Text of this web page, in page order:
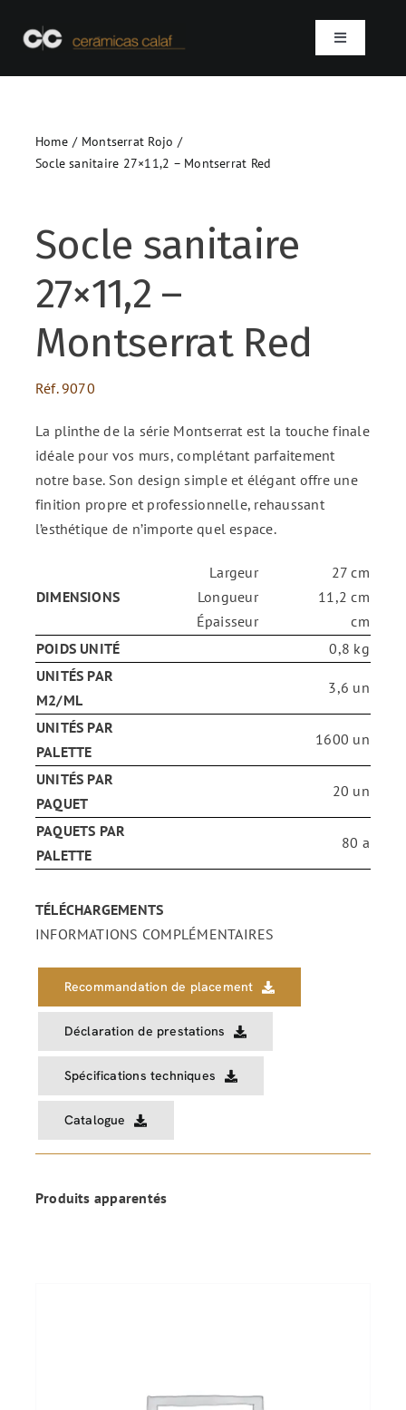
Toggle
Qui sommes-nous ?
Projets
FOR:
ENG
FR
Home
Montserrat Rojo
Socle sanitaire 27×11,2 – Montserrat Red
Socle sanitaire
27×11,2 –
Montserrat Red
Réf.9070
La plinthe de la série Montserrat est la touche finale
idéale pour vos murs, complétant parfaitement
notre base. Son design simple et élégant offre une
finition propre et professionnelle, rehaussant
l’esthétique de n’importe quel espace.
DIMENSIONS
Largeur
Longueur
Épaisseur
27 cm
11,2 cm
cm
POIDS UNITÉ
0,8 kg
UNITÉS PAR
M2/ML
3,6 un
UNITÉS PAR
PALETTE
1600 un
UNITÉS PAR
PAQUET
20 un
PAQUETS PAR
PALETTE
80 a
TÉLÉCHARGEMENTS
INFORMATIONS COMPLÉMENTAIRES
Recommandation de placement
Déclaration de prestations
Spécifications techniques
Catalogue
Produits apparentés